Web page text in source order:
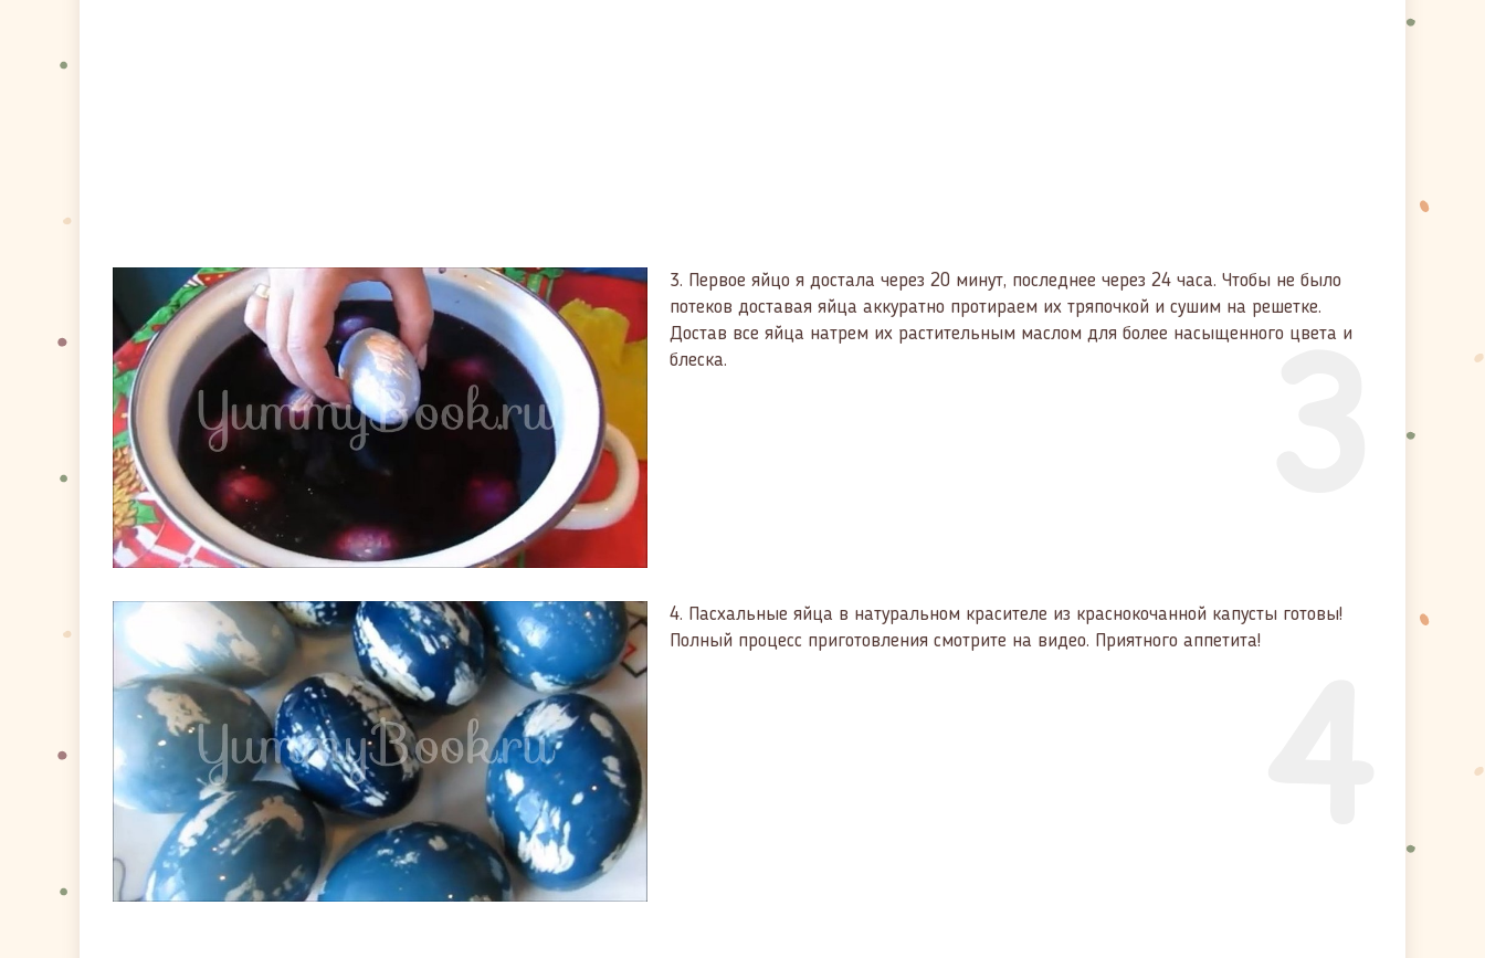
3
3. Первое яйцо я достала через 20 минут, последнее через 24 часа. Чтобы не было
потеков доставая яйца аккуратно протираем их тряпочкой и сушим на решетке.
Достав все яйца натрем их растительным маслом для более насыщенного цвета и
блеска.
4. Пасхальные яйца в натуральном красителе из краснокочанной капусты готовы!
Полный процесс приготовления смотрите на видео. Приятного аппетита!